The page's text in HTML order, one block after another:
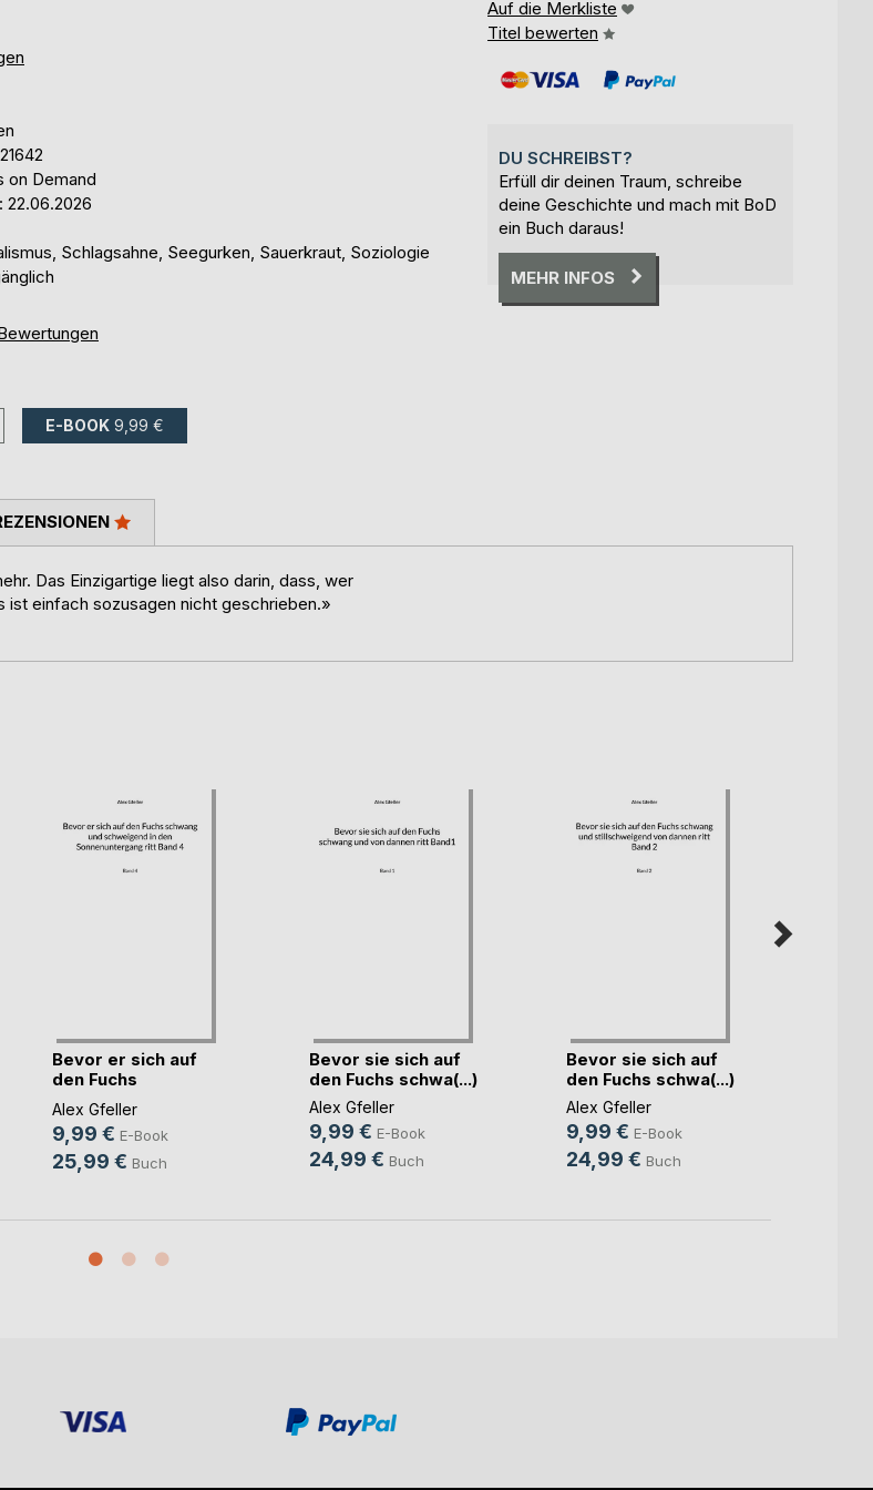
on Demand
22.06.2026
Schlagsahne, Seegurken, Sauerkraut, Soziologie
E-BOOK 9,99 €
Auf die Merkliste
Titel bewerten
DU SCHREIBST?
Erfüll dir deinen Traum, schreibe
deine Geschichte und mach mit BoD
ein Buch daraus!
MEHR INFOS
Das Einzigartige liegt also darin, dass, wer
ist einfach sozusagen nicht geschrieben.»
Bevor er sich auf
den Fuchs
schwan(...)
Alex Gfeller
9,99 € E-Book
25,99 € Buch
Bevor sie sich auf
den Fuchs schwa(...)
Alex Gfeller
9,99 € E-Book
24,99 € Buch
Bevor sie sich auf
den Fuchs schwa(...)
Alex Gfeller
9,99 € E-Book
24,99 € Buch